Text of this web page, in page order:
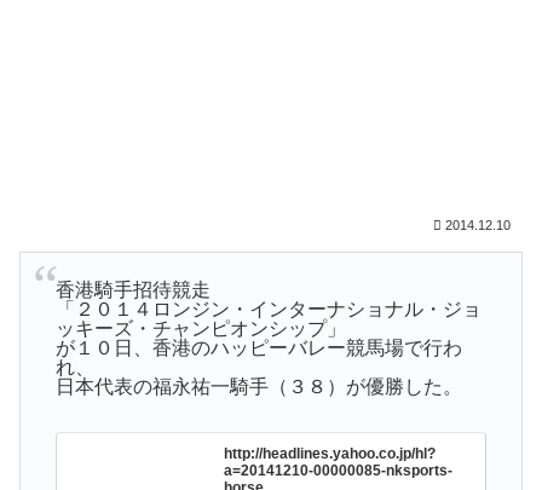
2014.12.10
香港騎手招待競走
「２０１４ロンジン・インターナショナル・ジョ
ッキーズ・チャンピオンシップ」
が１０日、香港のハッピーバレー競馬場で行わ
れ、
日本代表の福永祐一騎手（３８）が優勝した。
http://headlines.yahoo.co.jp/hl?
a=20141210-00000085-nksports-